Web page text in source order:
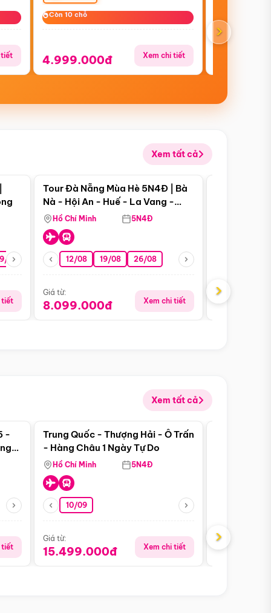
tiết
Còn 10 chỗ
Còn 10 chỗ
4.999.000đ Xem chi tiết
›
Xem tất cả
08 22/08 26/08 05/09 09/09
tiết
Điểm nổi bật
Tour Đà Nẵng Mùa Hè 5N4Đ | Bà
Nà - Hội An - Huế - La Vang -
Động Thiên Đường
Hồ Chí Minh 5N4Đ
12/08 19/08 26/08
Giá từ:
8.099.000đ Xem chi tiết
Giá từ:
›
Xem tất cả
-
tiết
Điểm nổi bật
Trung Quốc - Thượng Hải - Ô Trấn
- Hàng Châu 1 Ngày Tự Do
Hồ Chí Minh 5N4Đ
10/09
Giá từ:
15.499.000đ Xem chi tiết
Giá từ:
›